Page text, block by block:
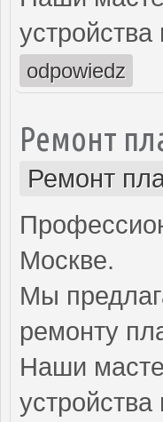
odpowiedz
Ремонт
Ремонт
Москве.
Мы
ремонту
Наши